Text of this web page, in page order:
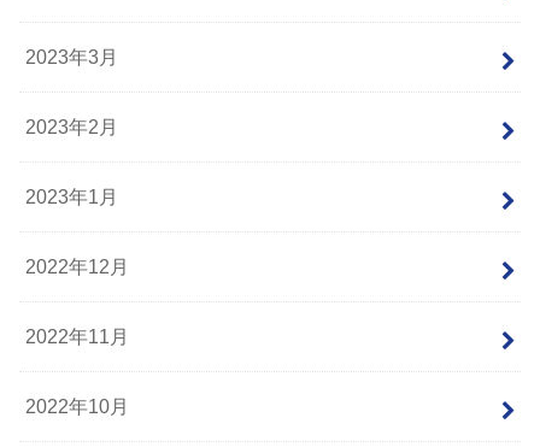
2023年3月
2023年2月
2023年1月
2022年12月
2022年11月
2022年10月